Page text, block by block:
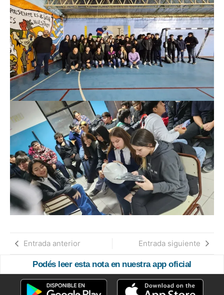
Entrada anterior Entrada siguiente
Podés leer esta nota en nuestra app oficial